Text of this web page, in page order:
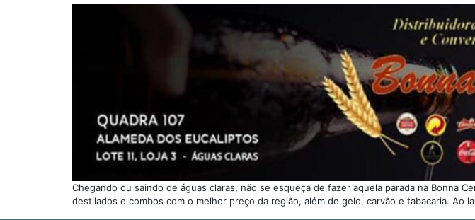
Chegando ou saindo de águas claras, não se esqueça de fazer aquela parada na Bonna
destilados e combos com o melhor preço da região, além de gelo, carvão e tabacaria. Ao